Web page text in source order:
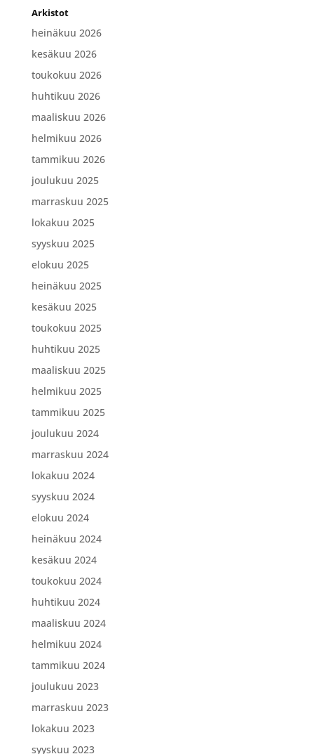
Arkistot
heinäkuu 2026
kesäkuu 2026
toukokuu 2026
huhtikuu 2026
maaliskuu 2026
helmikuu 2026
tammikuu 2026
joulukuu 2025
marraskuu 2025
lokakuu 2025
syyskuu 2025
elokuu 2025
heinäkuu 2025
kesäkuu 2025
toukokuu 2025
huhtikuu 2025
maaliskuu 2025
helmikuu 2025
tammikuu 2025
joulukuu 2024
marraskuu 2024
lokakuu 2024
syyskuu 2024
elokuu 2024
heinäkuu 2024
kesäkuu 2024
toukokuu 2024
huhtikuu 2024
maaliskuu 2024
helmikuu 2024
tammikuu 2024
joulukuu 2023
marraskuu 2023
lokakuu 2023
syyskuu 2023